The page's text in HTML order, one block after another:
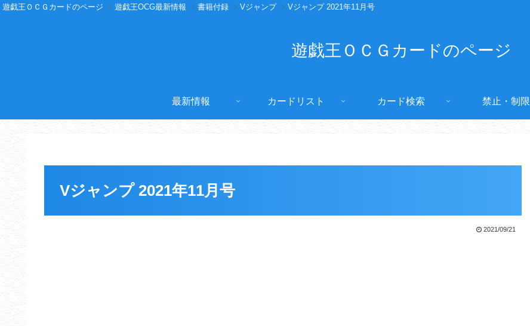
遊戯王ＯＣＧカードのページ 遊戯王OCG最新情報 書籍付録 Vジャンプ Vジャンプ 2021年11月号
遊戯王ＯＣＧカードのページ
最新情報 カードリスト カード検索 禁止・制限
Vジャンプ 2021年11月号
2021/09/21